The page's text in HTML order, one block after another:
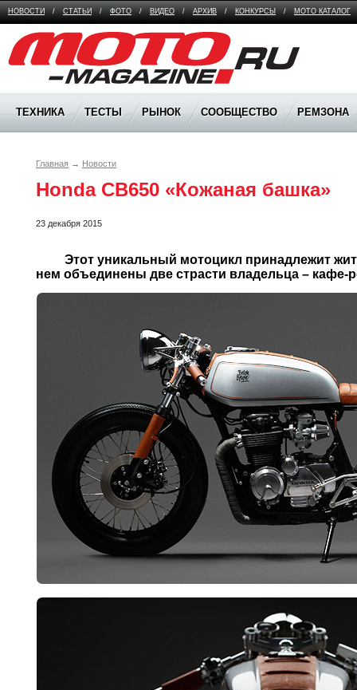
НОВОСТИ / СТАТЬИ / ФОТО / ВИДЕО / АРХИВ / КОНКУРСЫ / МОТО КАТАЛОГ
Moto Magazine
ТЕХНИКА ТЕСТЫ РЫНОК СООБЩЕСТВО РЕМЗОНА
Главная → Новости
Honda CB650 «Кожаная башка»
23 декабря 2015